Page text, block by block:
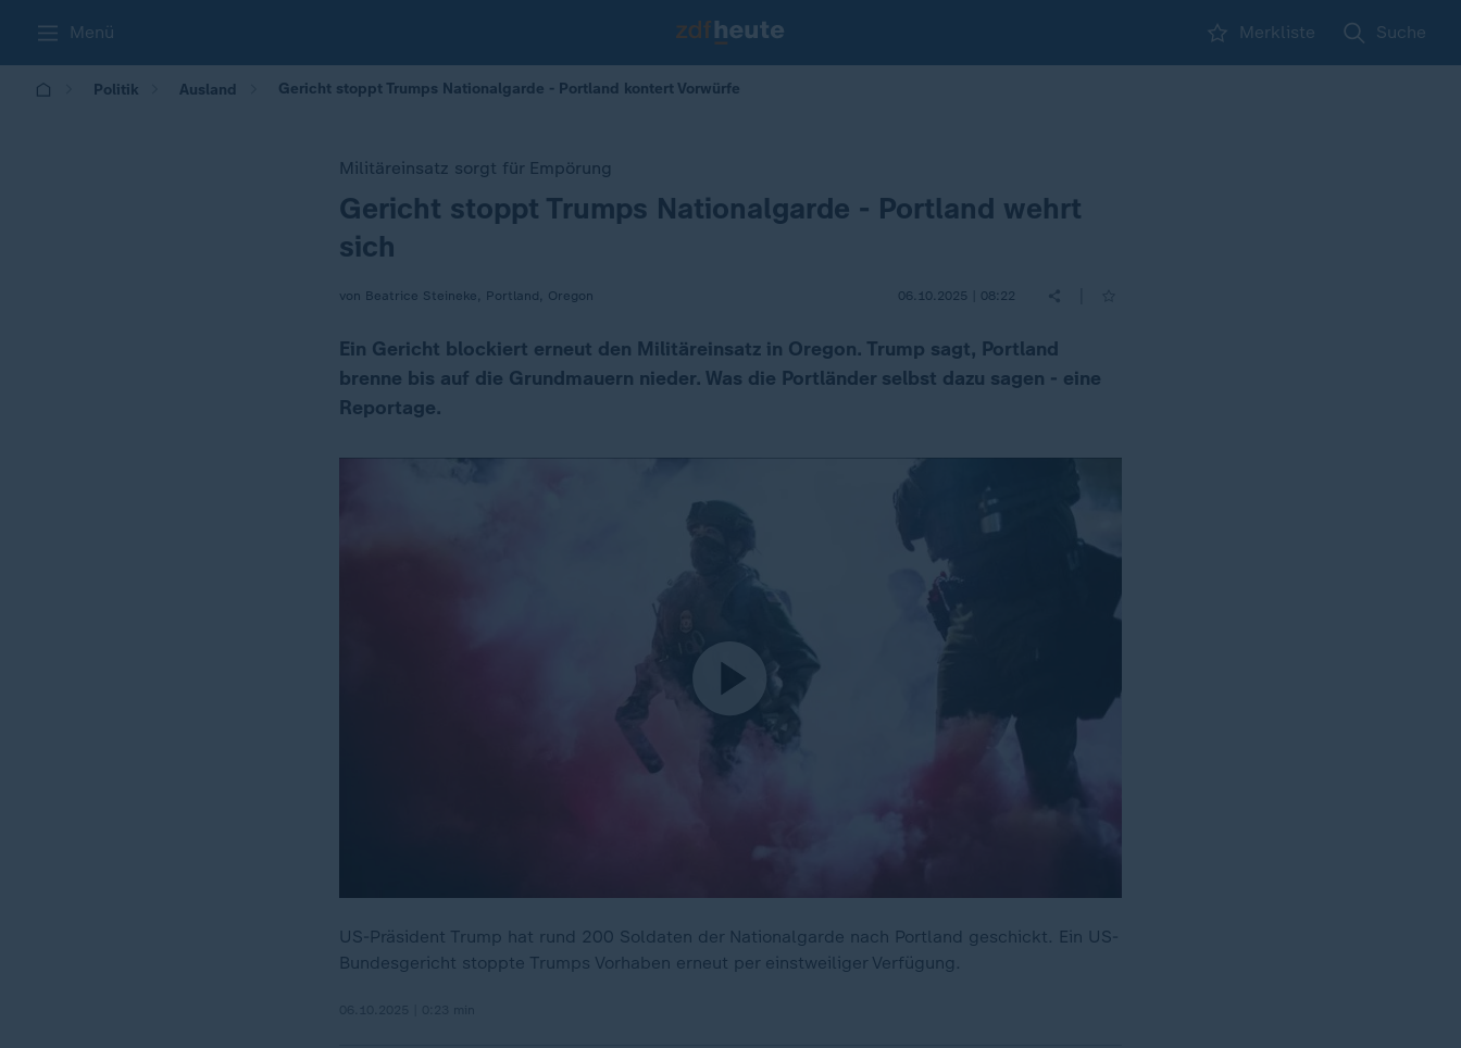
Menü Merkliste Suche
Politik Ausland Gericht stoppt Trumps Nationalgarde - Portland kontert Vorwürfe
Militäreinsatz sorgt für Empörung
:
Gericht stoppt Trumps Nationalgarde - Portland wehrt
sich
von Beatrice Steineke, Portland, Oregon 06.10.2025 | 08:22
Ein Gericht blockiert erneut den Militäreinsatz in Oregon. Trump sagt, Portland
brenne bis auf die Grundmauern nieder. Was die Portländer selbst dazu sagen - eine
Reportage.
US-Präsident Trump hat rund 200 Soldaten der Nationalgarde nach Portland geschickt. Ein US-
Bundesgericht stoppte Trumps Vorhaben erneut per einstweiliger Verfügung.